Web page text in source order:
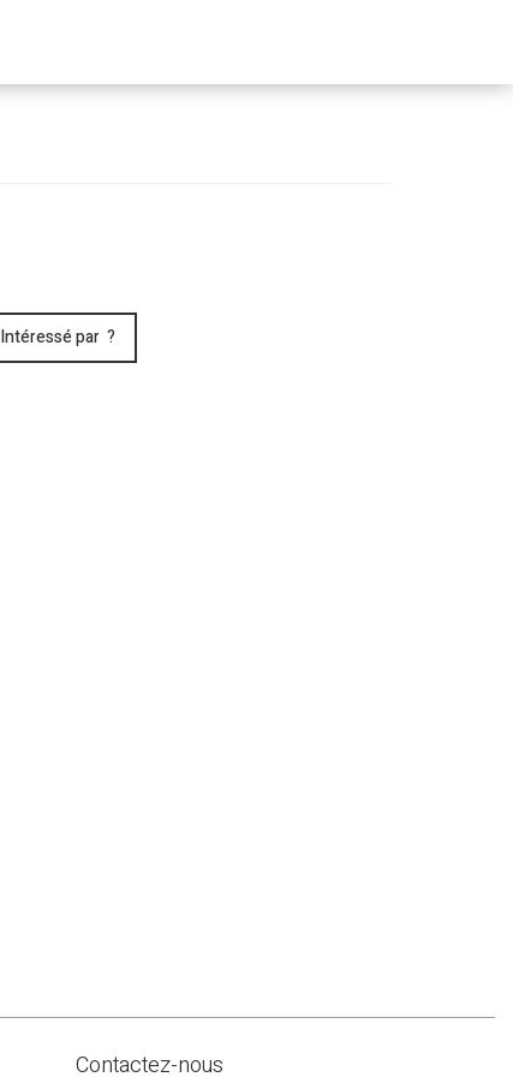
le
Intéressé par ?
Contactez-nous